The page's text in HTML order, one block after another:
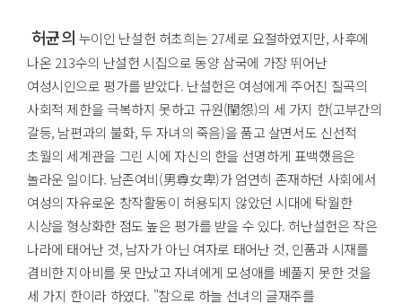
허균의 누이인 난설헌 허초희는 27세로 요절하였지만, 사후에
나온 213수의 난설헌 시집으로 동양 삼국에 가장 뛰어난
여성시인으로 평가를 받았다. 난설헌은 여성에게 주어진 질곡의
사회적 제한을 극복하지 못하고 규원(閨怨)의 세 가지 한(고부간의
갈등, 남편과의 불화, 두 자녀의 죽음)을 품고 살면서도 신선적
초월의 세계관을 그린 시에 자신의 한을 선명하게 표백했음은
놀라운 일이다. 남존여비(男尊女卑)가 엄연히 존재하던 사회에서
여성의 자유로운 창작활동이 허용되지 않았던 시대에 탁월한
시상을 형상화한 점도 높은 평가를 받을 수 있다. 허난설헌은 작은
나라에 태어난 것, 남자가 아닌 여자로 태어난 것, 인품과 시재를
겸비한 지아비를 못 만났고 자녀에게 모성애를 베풀지 못한 것을
세 가지 한이라 하였다. "참으로 하늘 선녀의 글재주를